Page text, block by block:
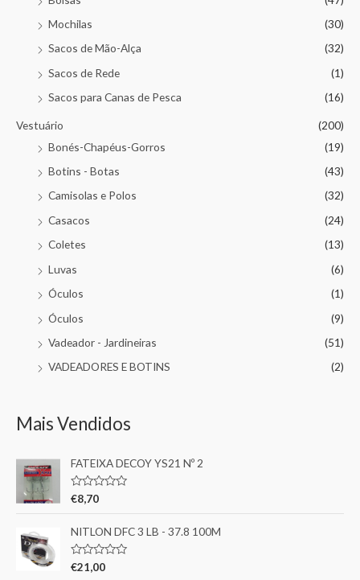
Mochilas
(30)
Sacos de Mão-Alça
(32)
Sacos de Rede
(1)
Sacos para Canas de Pesca
(16)
Vestuário
(200)
Bonés-Chapéus-Gorros
(19)
Botins - Botas
(43)
Camisolas e Polos
(32)
Casacos
(24)
Coletes
(13)
Luvas
(6)
Óculos
(1)
Óculos
(9)
Vadeador - Jardineiras
(51)
VADEADORES E BOTINS
(2)
Mais Vendidos
FATEIXA DECOY YS21 Nº 2
A
l
i
a
ã
€8,70
NITLON DFC 3 LB - 37.8 100M
A
€21,00